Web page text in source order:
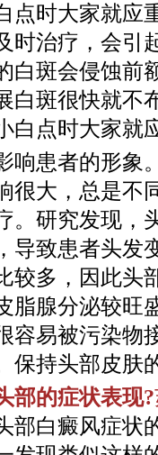
时大家就应
时治疗，会引
白斑会侵蚀前
白斑很快就不
白点时大家就
患者的形象
很大，总是不
。研究发现，
导致患者头发
较多，因此头
脂腺分泌较旺
容易被污染物
保持头部皮肤
的症状表现?
部白癜风症状